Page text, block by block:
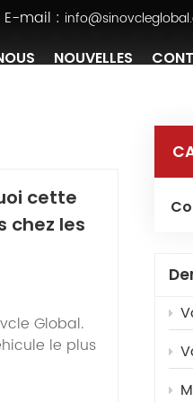
E-mail :
NOUVELLES
Mise
cette
chez les
Global.
le plus
: